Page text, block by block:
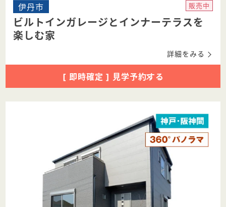
伊丹市 販売中
ビルトインガレージとインナーテラスを
楽しむ家
詳細をみる
[ 即時確定 ] 見学予約する